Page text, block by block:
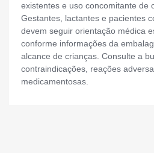
existentes e uso concomitante de
Gestantes, lactantes e pacientes
devem seguir orientação médica
conforme informações da
alcance de crianças. Consulte a
contraindicações, reações
medicamentosas.